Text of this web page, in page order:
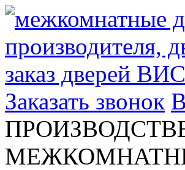
Заказать звонок